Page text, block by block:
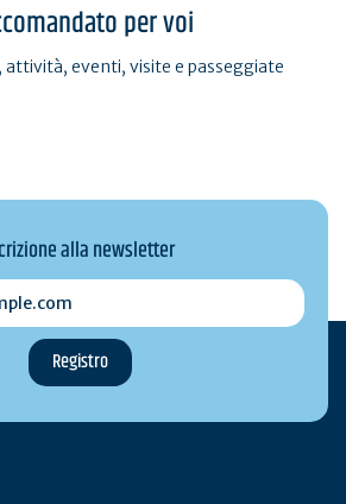
per voi
attività, eventi, visite e passeggiate
alla newsletter